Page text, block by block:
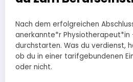
Nach dem erfolgreichen
anerkannte*r Physiotherapeut*in
durchstarten. Was du verdienst,
ob du in einer tarifgebundenen
oder nicht.